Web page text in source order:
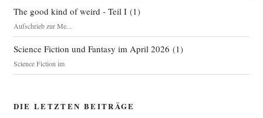
The good kind of weird - Teil I(1)
Aufschrieb zur Me...
Science Fiction und Fantasy im April 2026 (1)
Science Fiction im
DIE LETZTEN BEITRÄGE